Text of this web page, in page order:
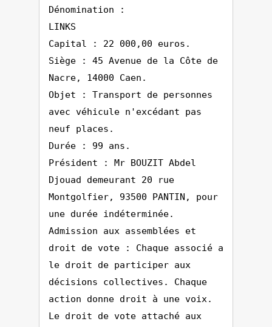
Dénomination :
LINKS
Capital : 22 000,00 euros.
Siège : 45 Avenue de la Côte de
Nacre, 14000 Caen.
Objet : Transport de personnes
avec véhicule n'excédant pas
neuf places.
Durée : 99 ans.
Président : Mr BOUZIT Abdel
Djouad demeurant 20 rue
Montgolfier, 93500 PANTIN, pour
une durée indéterminée.
Admission aux assemblées et
droit de vote : Chaque associé a
le droit de participer aux
décisions collectives. Chaque
action donne droit à une voix.
Le droit de vote attaché aux